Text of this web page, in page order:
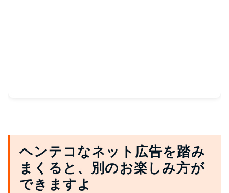
ヘンテコなネット広告を踏み
まくると、別のお楽しみ方が
できますよ